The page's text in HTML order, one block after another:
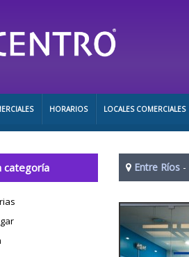
HORARIOS LOCALES COMERCIALES
categoría Entre Ríos -